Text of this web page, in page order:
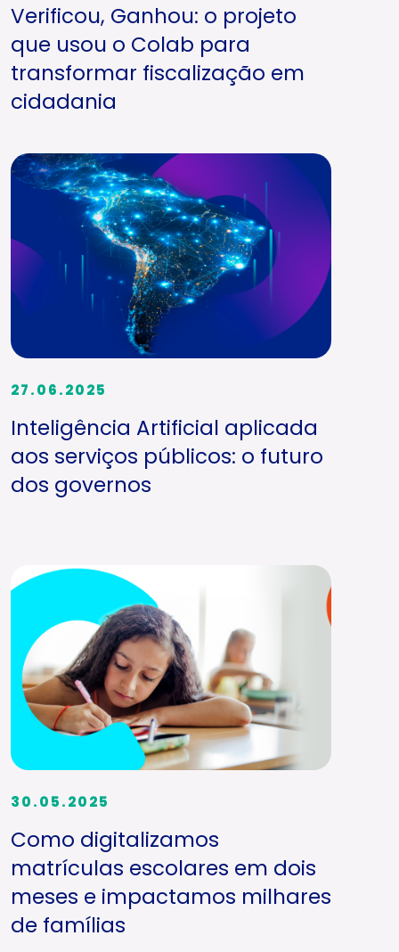
Verificou, Ganhou: o projeto
que usou o Colab para
transformar fiscalização em
cidadania
27.06.2025
Inteligência Artificial aplicada
aos serviços públicos: o futuro
dos governos
30.05.2025
Como digitalizamos
matrículas escolares em dois
meses e impactamos milhares
de famílias